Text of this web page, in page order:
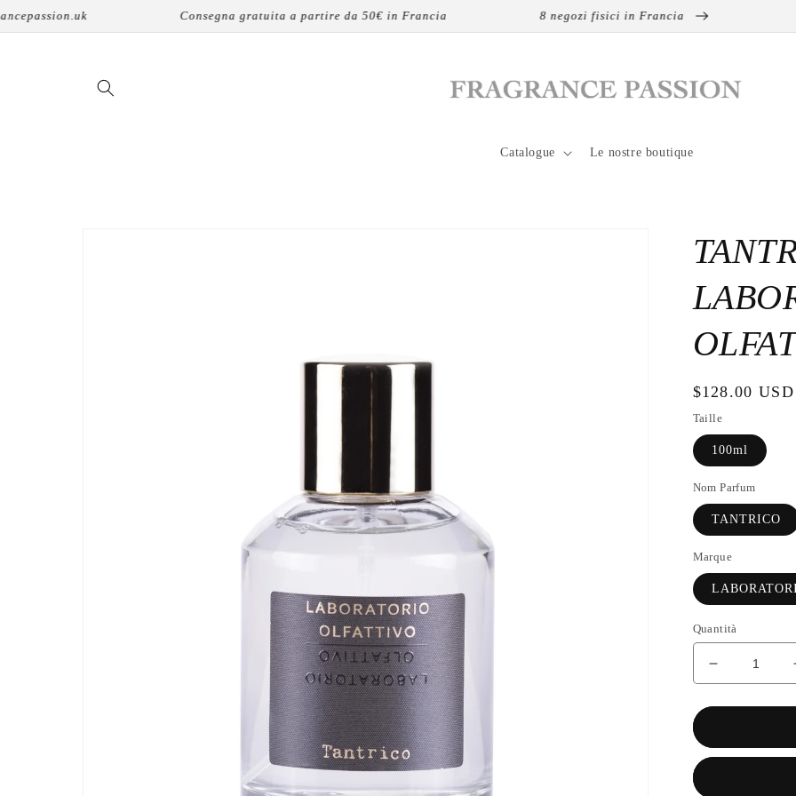
direttamente
ai contenuti
Consegna gratuita a partire da 50€ in Francia 8 negozi fisici in Francia
Catalogue Le nostre boutique
Prezzo
di
listino
$128.00 USD
Taille
100ml
Nom Parfum
TANTRICO
Marque
Quantità
Diminuisci
quantità
per
-